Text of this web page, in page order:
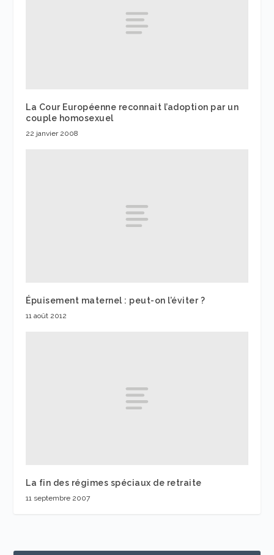
La Cour Européenne reconnait l’adoption par un
couple homosexuel
22 janvier 2008
Épuisement maternel : peut-on l’éviter ?
11 août 2012
La fin des régimes spéciaux de retraite
11 septembre 2007